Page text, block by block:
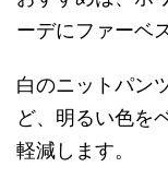
ーデにファーベ
白のニットパン
ど、明るい色を
軽減します。